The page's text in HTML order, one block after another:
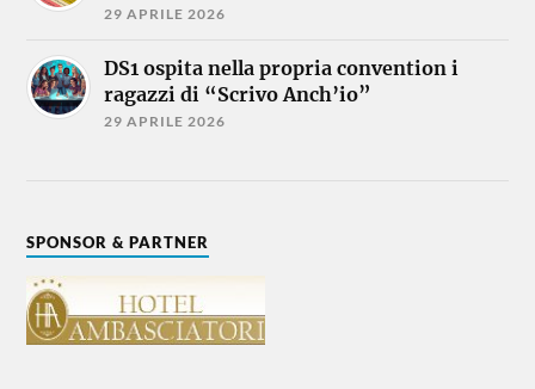
29 APRILE 2026
DS1 ospita nella propria convention i
ragazzi di “Scrivo Anch’io”
29 APRILE 2026
SPONSOR & PARTNER